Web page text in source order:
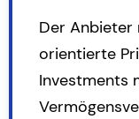
Der
orientierte
Investments